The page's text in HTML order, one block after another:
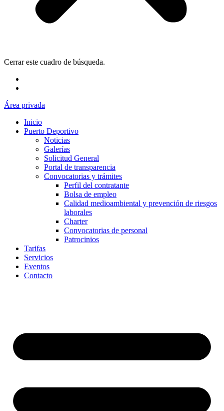
Cerrar este cuadro de búsqueda.
Área privada
Inicio
Puerto Deportivo
Noticias
Galerías
Solicitud General
Portal de transparencia
Convocatorias y trámites
Perfil del contratante
Bolsa de empleo
Calidad medioambiental y prevención de riesgos
laborales
Charter
Convocatorias de personal
Patrocinios
Tarifas
Servicios
Eventos
Contacto